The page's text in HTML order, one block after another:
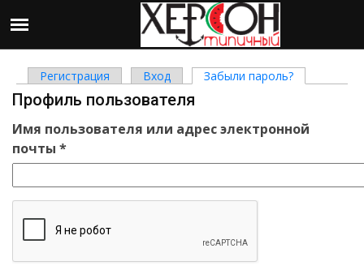
Главные вкладки
Регистрация Вход Забыли пароль?
Профиль пользователя
Имя пользователя или адрес электронной
почты *